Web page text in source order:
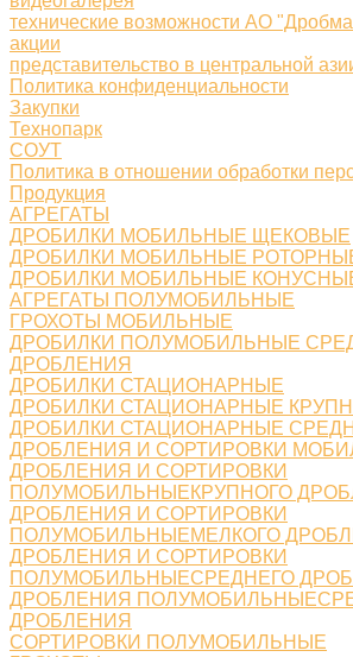
технические возможности АО
акции
представительство в центральной
Политика конфиденциальности
Закупки
Технопарк
СОУТ
Политика в отношении обработки
Продукция
АГРЕГАТЫ
ДРОБИЛКИ МОБИЛЬНЫЕ ЩЕКОВЫЕ
ДРОБИЛКИ МОБИЛЬНЫЕ
ДРОБИЛКИ МОБИЛЬНЫЕ
АГРЕГАТЫ ПОЛУМОБИЛЬНЫЕ
ГРОХОТЫ МОБИЛЬНЫЕ
ДРОБИЛКИ ПОЛУМОБИЛЬНЫЕ
ДРОБЛЕНИЯ
ДРОБИЛКИ СТАЦИОНАРНЫЕ
ДРОБИЛКИ СТАЦИОНАРНЫЕ
ДРОБИЛКИ СТАЦИОНАРНЫЕ
ДРОБЛЕНИЯ И СОРТИРОВКИ
ДРОБЛЕНИЯ И СОРТИРОВКИ
ПОЛУМОБИЛЬНЫЕКРУПНОГО
ДРОБЛЕНИЯ И СОРТИРОВКИ
ПОЛУМОБИЛЬНЫЕМЕЛКОГО
ДРОБЛЕНИЯ И СОРТИРОВКИ
ПОЛУМОБИЛЬНЫЕСРЕДНЕГО
ДРОБЛЕНИЯ
ДРОБЛЕНИЯ
СОРТИРОВКИ ПОЛУМОБИЛЬНЫЕ